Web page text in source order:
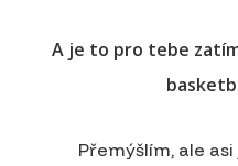
A je to pro tebe
Přemýšlím, ale